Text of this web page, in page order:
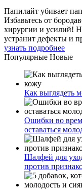
Папилайт убивает
Избавьтесь от
хирургии и усилий!
устранит дефекты и
узнать подробнее
Популярные Новые
Как выглядеть
Ошибки во
оставаться
Шалфей для
против